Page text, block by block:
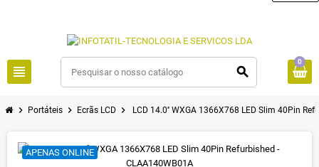
view_headline search
0
chevron_right Portáteis chevron_right Ecrãs LCD chevron_right LCD 14.0'' WXGA 1366X768 LED Slim 40Pin
APENAS ONLINE